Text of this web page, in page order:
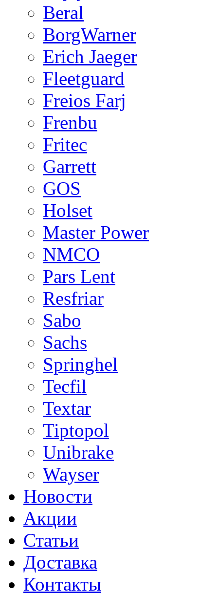
Beral
BorgWarner
Erich Jaeger
Fleetguard
Freios Farj
Frenbu
Fritec
Garrett
GOS
Holset
Master Power
NMCO
Pars Lent
Resfriar
Sabo
Sachs
Springhel
Tecfil
Textar
Tiptopol
Unibrake
Wayser
Новости
Акции
Статьи
Доставка
Контакты